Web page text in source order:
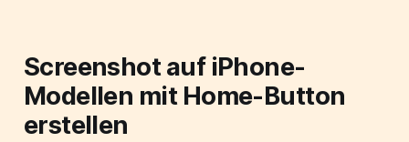
Screenshot auf iPhone-
Modellen mit Home-Button
erstellen